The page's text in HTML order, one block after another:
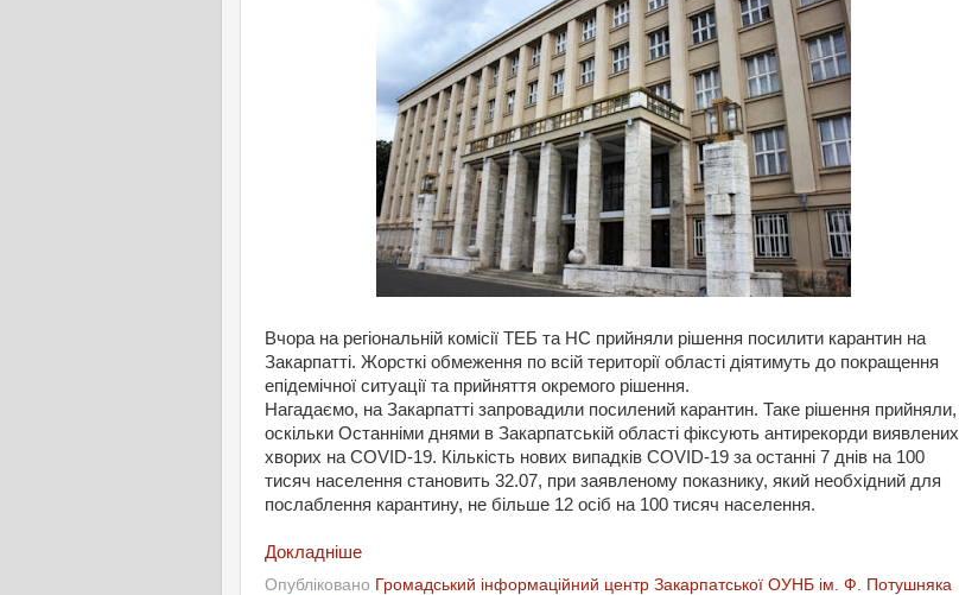
Вчора на регіональній комісії ТЕБ та НС прийняли рішення посилити карантин на
Закарпатті. Жорсткі обмеження по всій території області діятимуть до покращення
епідемічної ситуації та прийняття окремого рішення.
Нагадаємо, на Закарпатті запровадили посилений карантин. Таке рішення прийняли,
оскільки Останніми днями в Закарпатській області фіксують антирекорди виявлених
хворих на COVID-19. Кількість нових випадків СОVID-19 за останні 7 днів на 100
тисяч населення становить 32.07, при заявленому показнику, який необхідний для
послаблення карантину, не більше 12 осіб на 100 тисяч населення.
Докладніше
Опубліковано Громадський інформаційний центр Закарпатської ОУНБ ім. Ф. Потушняка